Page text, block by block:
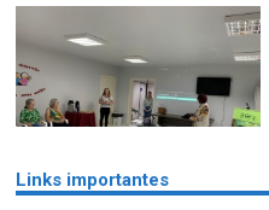
Links importantes